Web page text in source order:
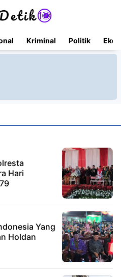
Kriminal Politik
Hari
Yang
Holdan